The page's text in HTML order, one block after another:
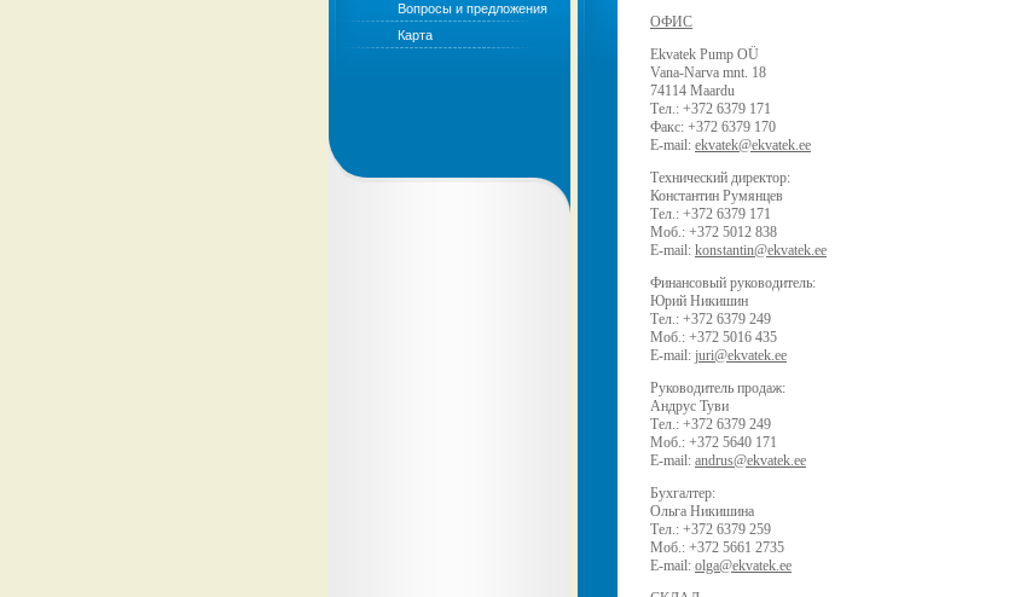
Вопросы и предложения
Карта
ОФИС
Ekvatek Pump OÜ
Vana-Narva mnt. 18
74114 Maardu
Тел.: +372 6379 171
Факс: +372 6379 170
E-mail: ekvatek@ekvatek.ee
Технический директор:
Константин Румянцев
Тел.: +372 6379 171
Моб.: +372 5012 838
E-mail: konstantin@ekvatek.ee
Финансовый руководитель:
Юрий Никишин
Тел.: +372 6379 249
Моб.: +372 5016 435
E-mail: juri@ekvatek.ee
Руководитель продаж:
Андрус Туви
Тел.: +372 6379 249
Моб.: +372 5640 171
E-mail: andrus@ekvatek.ee
Бухгалтер:
Ольга Никишина
Тел.: +372 6379 259
Моб.: +372 5661 2735
E-mail: olga@ekvatek.ee